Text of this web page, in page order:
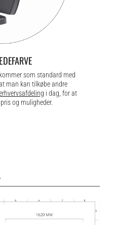
som standard med
man kan tilkøbe andre
i dag, for at
og muligheder.